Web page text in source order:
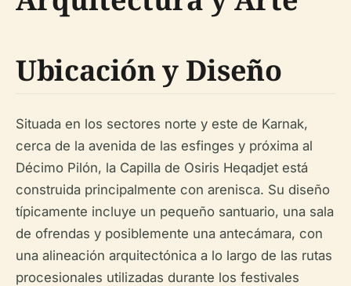
Ubicación y Diseño
Situada en los sectores norte y este de Karnak,
cerca de la avenida de las esfinges y próxima al
Décimo Pilón, la Capilla de Osiris Heqadjet está
construida principalmente con arenisca. Su diseño
típicamente incluye un pequeño santuario, una sala
de ofrendas y posiblemente una antecámara, con
una alineación arquitectónica a lo largo de las rutas
procesionales utilizadas durante los festivales